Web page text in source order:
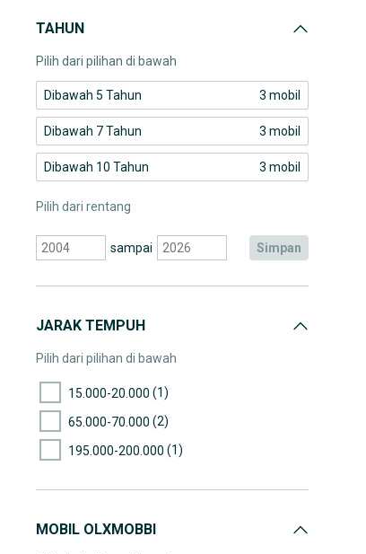
TAHUN
Pilih dari pilihan di bawah
Dibawah 5 Tahun 3 mobil
Dibawah 7 Tahun 3 mobil
Dibawah 10 Tahun 3 mobil
Pilih dari rentang
sampai simpan
JARAK TEMPUH
Pilih dari pilihan di bawah
15.000-20.000 (1)
65.000-70.000 (2)
195.000-200.000 (1)
MOBIL OLXMOBBI